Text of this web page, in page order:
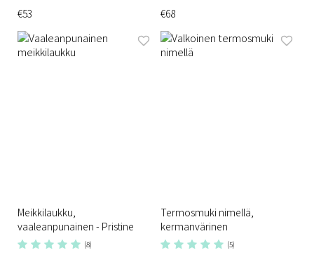
€53 €68
Meikkilaukku,
vaaleanpunainen - Pristine
(8)
Termosmuki nimellä,
kermanvärinen
(5)